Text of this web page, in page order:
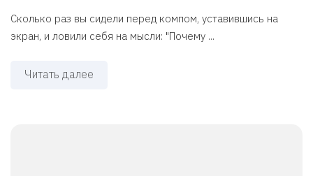
Сколько раз вы сидели перед компом, уставившись на
экран, и ловили себя на мысли: "Почему ...
Читать далее